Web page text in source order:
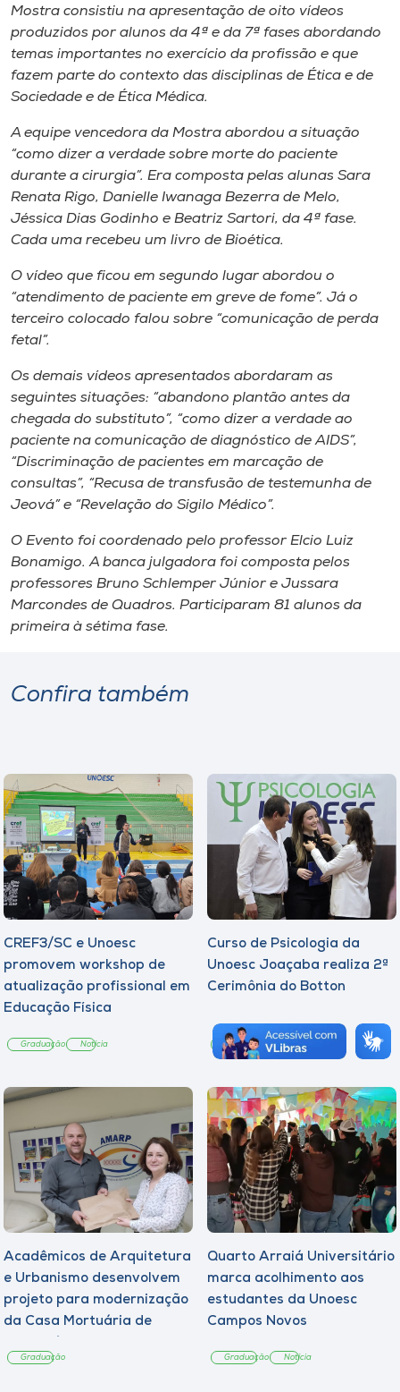
Biblioteca
Editora
Rádio
Museu
Store
o idioma
Mostra consistiu na apresentação de oito vídeos
produzidos por alunos da 4ª e da 7ª fases abordando
temas importantes no exercício da profissão e que
fazem parte do contexto das disciplinas de Ética e de
Sociedade e de Ética Médica.
A equipe vencedora da Mostra abordou a situação
“como dizer a verdade sobre morte do paciente
durante a cirurgia”. Era composta pelas alunas Sara
Renata Rigo, Danielle Iwanaga Bezerra de Melo,
Jéssica Dias Godinho e Beatriz Sartori, da 4ª fase.
Cada uma recebeu um livro de Bioética.
O vídeo que ficou em segundo lugar abordou o
“atendimento de paciente em greve de fome”. Já o
terceiro colocado falou sobre “comunicação de perda
fetal”.
Os demais vídeos apresentados abordaram as
seguintes situações: “abandono plantão antes da
chegada do substituto”, “como dizer a verdade ao
paciente na comunicação de diagnóstico de AIDS”,
“Discriminação de pacientes em marcação de
consultas”, “Recusa de transfusão de testemunha de
Jeová” e “Revelação do Sigilo Médico”.
O Evento foi coordenado pelo professor Elcio Luiz
Bonamigo. A banca julgadora foi composta pelos
professores Bruno Schlemper Júnior e Jussara
Marcondes de Quadros. Participaram 81 alunos da
primeira à sétima fase.
Confira também
CREF3/SC e Unoesc
promovem workshop de
atualização profissional em
Educação Física
Graduação Notícia
Curso de Psicologia da
Unoesc Joaçaba realiza 2ª
Cerimônia do Botton
Graduação Notícia
Acadêmicos de Arquitetura
e Urbanismo desenvolvem
projeto para modernização
da Casa Mortuária de
Graduação
Quarto Arraiá Universitário
marca acolhimento aos
estudantes da Unoesc
Campos Novos
Graduação Notícia